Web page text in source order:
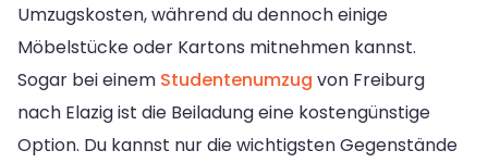
Umzugskosten, während du dennoch einige
Möbelstücke oder Kartons mitnehmen kannst.
Sogar bei einem Studentenumzug von Freiburg
nach Elazig ist die Beiladung eine kostengünstige
Option. Du kannst nur die wichtigsten Gegenstände